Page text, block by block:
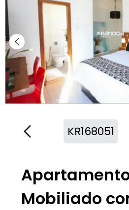
KR168051
Mobiliado